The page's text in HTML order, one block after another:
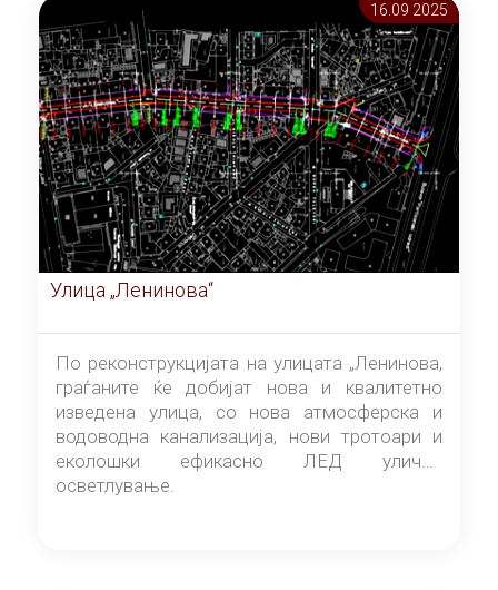
16.09 2025
Улица „Ленинова“
По реконструкцијата на улицата „Ленинова,
граѓаните ќе добијат нова и квалитетно
изведена улица, со нова атмосферска и
водоводна канализација, нови тротоари и
еколошки ефикасно ЛЕД улично
осветлување.